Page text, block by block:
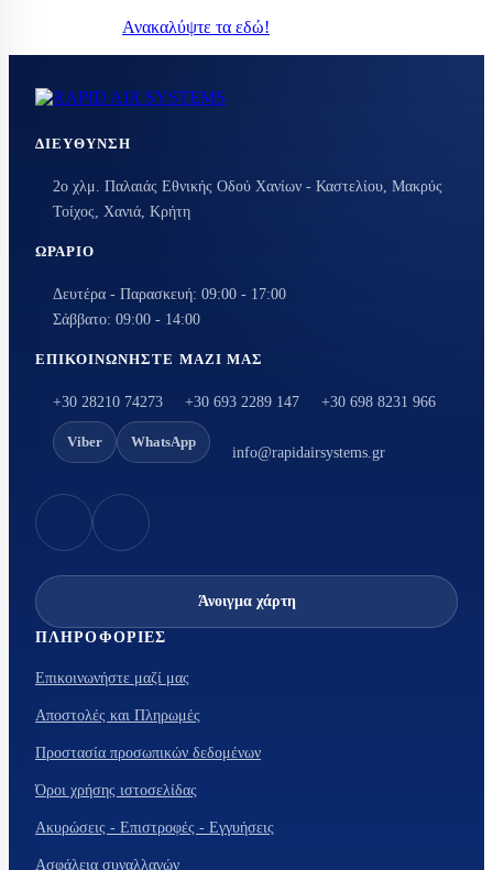
Ανακαλύψτε τα εδώ!
ΔΙΕΎΘΥΝΣΗ
2ο χλμ. Παλαιάς Εθνικής Οδού Χανίων - Καστελίου, Μακρύς
Τοίχος, Χανιά, Κρήτη
ΩΡΆΡΙΟ
Δευτέρα - Παρασκευή: 09:00 - 17:00
Σάββατο: 09:00 - 14:00
ΕΠΙΚΟΙΝΩΝΉΣΤΕ ΜΑΖΊ ΜΑΣ
+30 28210 74273 +30 693 2289 147 +30 698 8231 966
Viber WhatsApp
info@rapidairsystems.gr
Άνοιγμα χάρτη
ΠΛΗΡΟΦΟΡΊΕΣ
Επικοινωνήστε μαζί μας
Αποστολές και Πληρωμές
Προστασία προσωπικών δεδομένων
Όροι χρήσης ιστοσελίδας
Ακυρώσεις - Επιστροφές - Εγγυήσεις
Ασφάλεια συναλλαγών